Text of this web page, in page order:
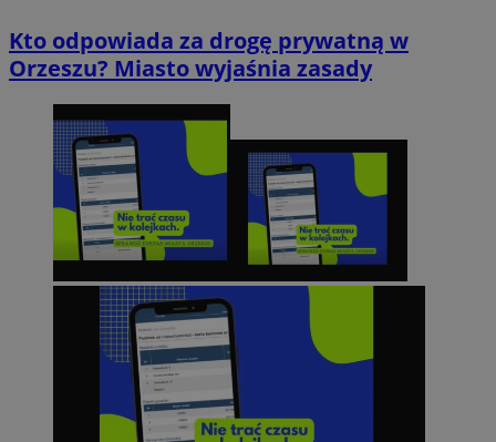
Kto odpowiada za drogę prywatną w
Orzeszu? Miasto wyjaśnia zasady